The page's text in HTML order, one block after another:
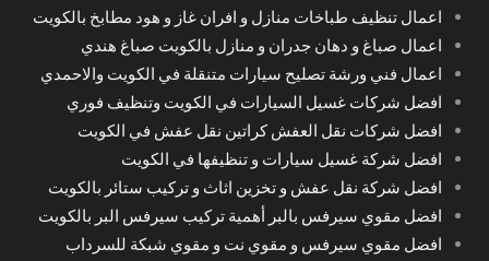
اعمال تنظيف طباخات منازل و افران غاز و هود مطابخ بالكويت
اعمال صباغ و دهان جدران و منازل بالكويت صباغ هندي
اعمال فني ورشة تصليح سيارات متنقلة في الكويت والاحمدي
افضل شركات غسيل السيارات في الكويت وتنظيف فوري
افضل شركات نقل العفش كراتين نقل عفش في الكويت
افضل شركة غسيل سيارات و تنظيفها في الكويت
افضل شركة نقل عفش و تخزين اثاث و تركيب ستائر بالكويت
افضل مقوي سيرفس بالبر أهمية تركيب سيرفس البر بالكويت
افضل مقوي سيرفس و مقوي نت و مقوي شبكة للسرداب